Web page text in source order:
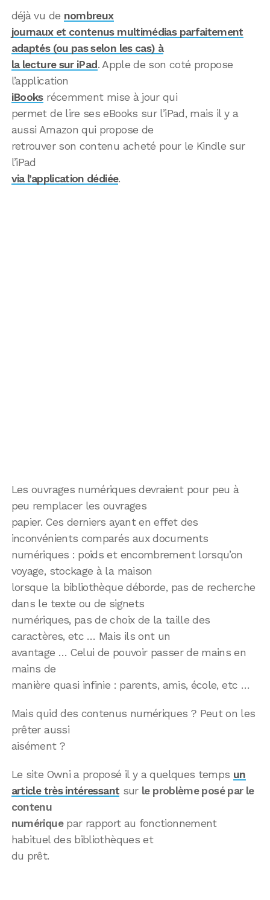
déjà vu de nombreux
journaux et contenus multimédias parfaitement
adaptés (ou pas selon les cas) à
la lecture sur iPad. Apple de son coté propose
l’application
iBooksrécemment mise à jour qui
permet de lire ses eBooks sur l’iPad, mais il y a
aussi Amazon qui propose de
retrouver son contenu acheté pour le Kindle sur
l’iPad
via l’application dédiée.
Les ouvrages numériques devraient pour peu à
peu remplacer les ouvrages
papier. Ces derniers ayant en effet des
inconvénients comparés aux documents
numériques : poids et encombrement lorsqu’on
voyage, stockage à la maison
lorsque la bibliothèque déborde, pas de recherche
dans le texte ou de signets
numériques, pas de choix de la taille des
caractères, etc … Mais ils ont un
avantage … Celui de pouvoir passer de mains en
mains de
manière quasi infinie : parents, amis, école, etc …
Mais quid des contenus numériques ? Peut on les
prêter aussi
aisément ?
Le site Owni a proposé il y a quelques temps un
article très intéressant sur le problème posé par le
contenu
numériquepar rapport au fonctionnement
habituel des bibliothèques et
du prêt.